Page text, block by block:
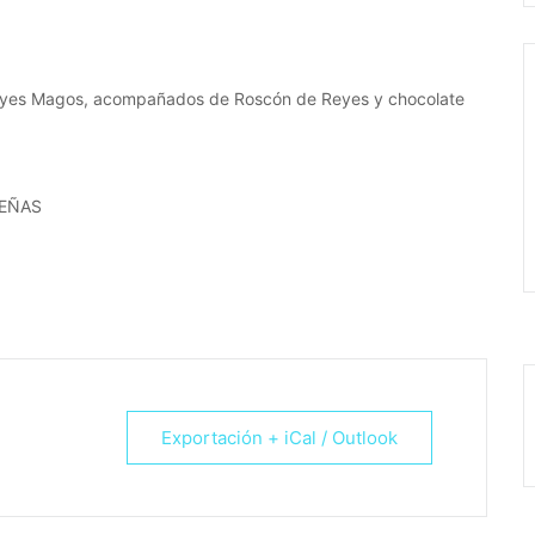
Magos, acompañados de Roscón de Reyes y chocolate
Exportación + iCal / Outlook